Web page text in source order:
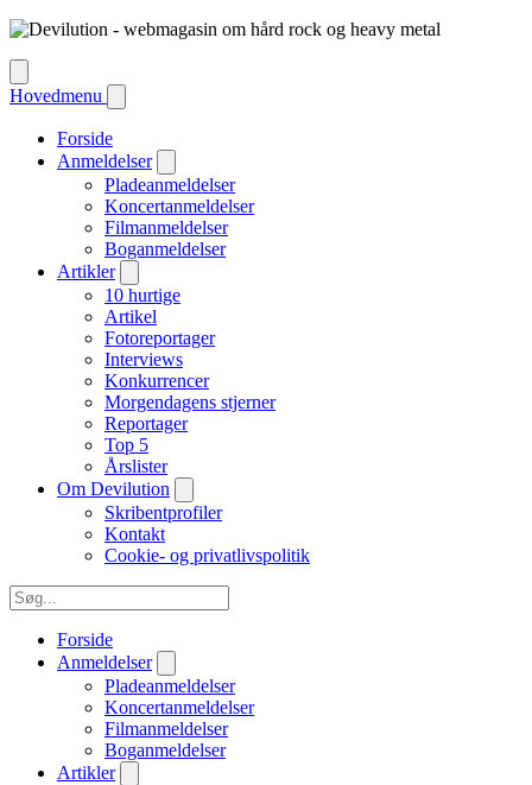
Hovedmenu
Forside
Anmeldelser
Pladeanmeldelser
Koncertanmeldelser
Filmanmeldelser
Boganmeldelser
Artikler
10 hurtige
Artikel
Fotoreportager
Interviews
Konkurrencer
Morgendagens stjerner
Reportager
Top 5
Årslister
Om Devilution
Skribentprofiler
Kontakt
Cookie- og privatlivspolitik
Forside
Anmeldelser
Pladeanmeldelser
Koncertanmeldelser
Filmanmeldelser
Boganmeldelser
Artikler